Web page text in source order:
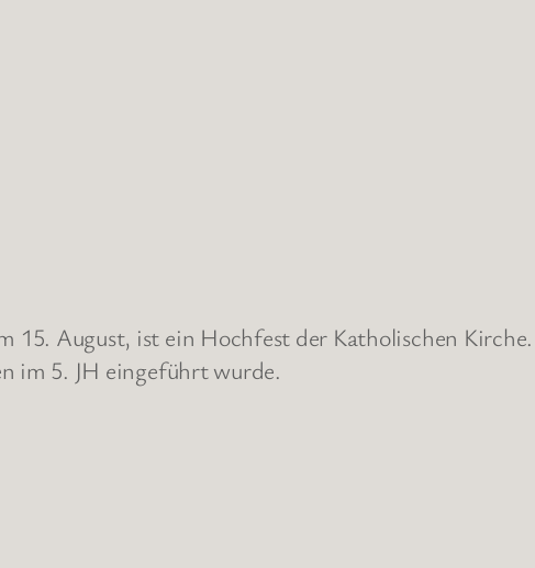
August, ist ein Hochfest der Katholischen
im 5. JH eingeführt wurde.